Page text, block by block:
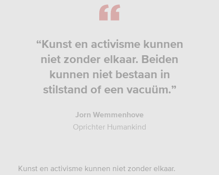
“Kunst en activisme kunnen
niet zonder elkaar. Beiden
kunnen niet bestaan in
stilstand of een vacuüm.”
Jorn Wemmenhove
Oprichter Humankind
Kunst en activisme kunnen niet zonder elkaar.